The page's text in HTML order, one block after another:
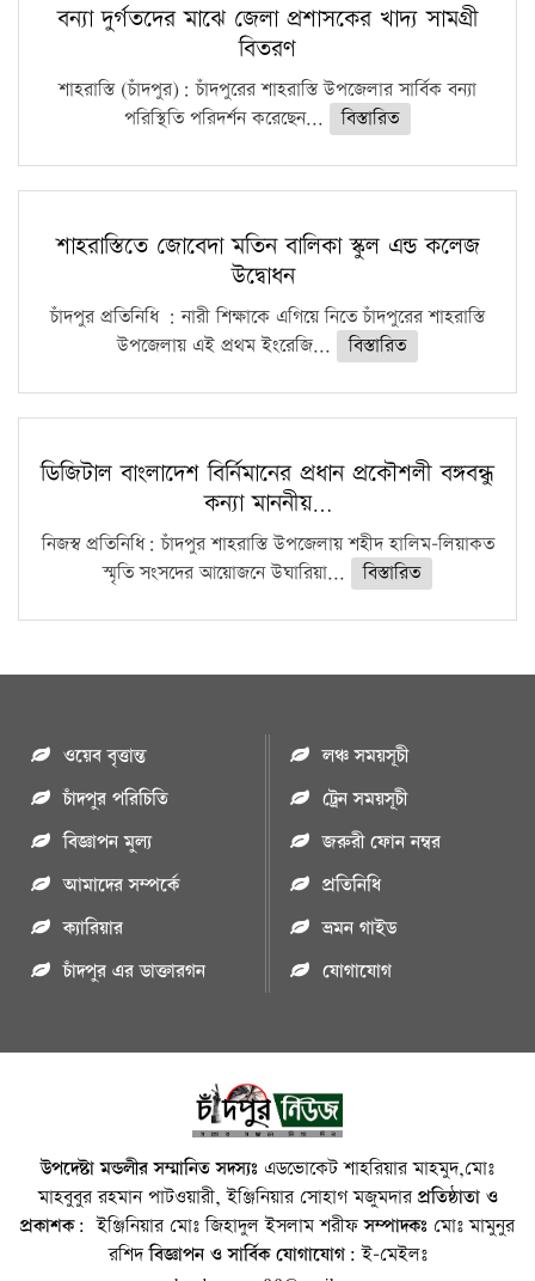
বন্যা দুর্গতদের মাঝে জেলা প্রশাসকের খাদ্য সামগ্রী
বিতরণ
শাহরাস্তি (চাঁদপুর): চাঁদপুরের শাহরাস্তি উপজেলার সার্বিক বন্যা
পরিস্থিতি পরিদর্শন করেছেন...
বিস্তারিত
শাহরাস্তিতে জোবেদা মতিন বালিকা স্কুল এন্ড কলেজ
উদ্বোধন
চাঁদপুর প্রতিনিধি : নারী শিক্ষাকে এগিয়ে নিতে চাঁদপুরের শাহরাস্তি
উপজেলায় এই প্রথম ইংরেজি...
বিস্তারিত
ডিজিটাল বাংলাদেশ বির্নিমানের প্রধান প্রকৌশলী বঙ্গবন্ধু
কন্যা মাননীয়…
নিজস্ব প্রতিনিধি: চাঁদপুর শাহরাস্তি উপজেলায় শহীদ হালিম-লিয়াকত
স্মৃতি সংসদের আয়োজনে উঘারিয়া...
বিস্তারিত
ওয়েব বৃত্তান্ত
চাঁদপুর পরিচিতি
বিজ্ঞাপন মুল্য
আমাদের সম্পর্কে
ক্যারিয়ার
চাঁদপুর এর ডাক্তারগন
লঞ্চ সময়সূচী
ট্রেন সময়সূচী
জরুরী ফোন নম্বর
প্রতিনিধি
ভ্রমন গাইড
যোগাযোগ
উপদেষ্টা মন্ডলীর সম্মানিত সদস্যঃ এডভোকেট শাহরিয়ার মাহমুদ,মোঃ
মাহবুবুর রহমান পাটওয়ারী, ইঞ্জিনিয়ার সোহাগ মজুমদারপ্রতিষ্ঠাতা ও
প্রকাশক: ইঞ্জিনিয়ার মোঃ জিহাদুল ইসলাম শরীফসম্পাদকঃ মোঃ মামুনুর
রশিদবিজ্ঞাপন ও সার্বিক যোগাযোগ: ই-মেইলঃ